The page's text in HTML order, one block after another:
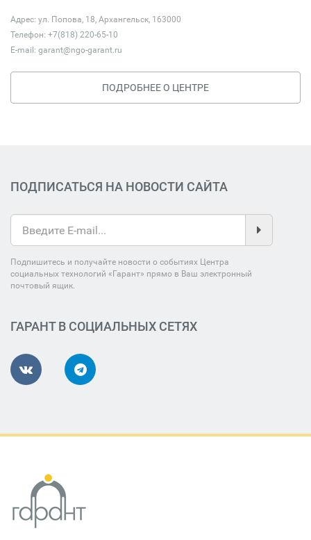
Адрес: ул. Попова, 18, Архангельск, 163000
Телефон: +7(818) 220-65-10
E-mail: garant@ngo-garant.ru
ПОДРОБНЕЕ О ЦЕНТРЕ
ПОДПИСАТЬСЯ НА НОВОСТИ САЙТА
Подпишитесь и получайте новости о событиях Центра
социальных технологий «Гарант» прямо в Ваш электронный
почтовый ящик.
ГАРАНТ В СОЦИАЛЬНЫХ СЕТЯХ